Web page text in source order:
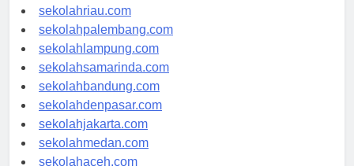
sekolahjambi.com
sekolahriau.com
sekolahpalembang.com
sekolahlampung.com
sekolahsamarinda.com
sekolahbandung.com
sekolahdenpasar.com
sekolahjakarta.com
sekolahmedan.com